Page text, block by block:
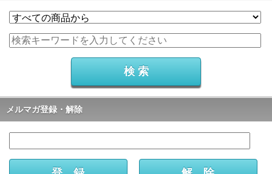
メルマガ登録・解除